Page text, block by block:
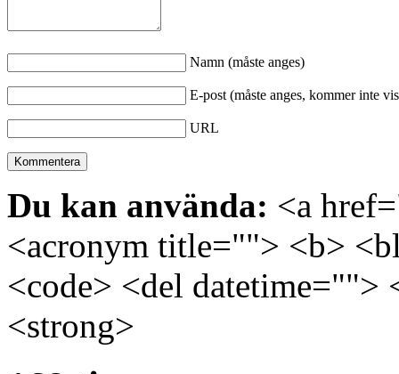
Namn (måste anges)
E-post (måste anges, kommer inte
URL
Du kan använda: <a
<acronym title=""> <b>
<code> <del
<strong>